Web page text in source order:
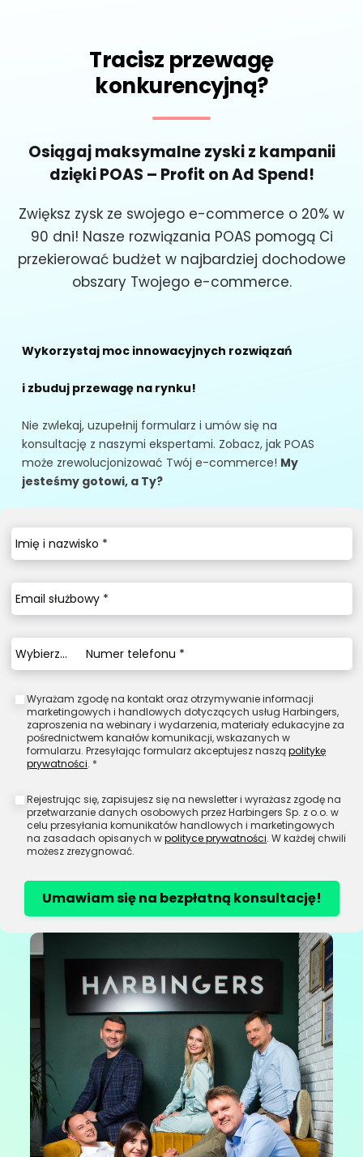
Tracisz przewagę
konkurencyjną?
Osiągaj maksymalne zyski z kampanii
dzięki POAS – Profit on Ad Spend!
Zwiększ zysk ze swojego e-commerce o 20% w
90 dni! Nasze rozwiązania POAS pomogą Ci
przekierować budżet w najbardziej dochodowe
obszary Twojego e-commerce.
Wykorzystaj moc innowacyjnych rozwiązań
i zbuduj przewagę na rynku!
Nie zwlekaj, uzupełnij formularz i umów się na
konsultację z naszymi ekspertami. Zobacz, jak POAS
może zrewolucjonizować Twój e-commerce! My
jesteśmy gotowi, a Ty?
Imię
nazwisko
Email
służbowy
*
Numer
telefonu
*
Wybierz...
phone-prefix
Wyrażam zgodę na kontakt oraz otrzymywanie informacji
marketingowych i handlowych dotyczących usług Harbingers,
zaproszenia na webinary i wydarzenia, materiały edukacyjne za
pośrednictwem kanałów komunikacji, wskazanych w
formularzu. Przesyłając formularz akceptujesz nasząpolitykę
prywatności. *
Rejestrując się, zapisujesz się na newsletter i wyrażasz zgodę na
przetwarzanie danych osobowych przez Harbingers Sp. z o.o. w
celu przesyłania komunikatów handlowych i marketingowych
na zasadach opisanych wpolityce prywatności. W każdej chwili
możesz zrezygnować.
Umawiam się na bezpłatną konsultację!